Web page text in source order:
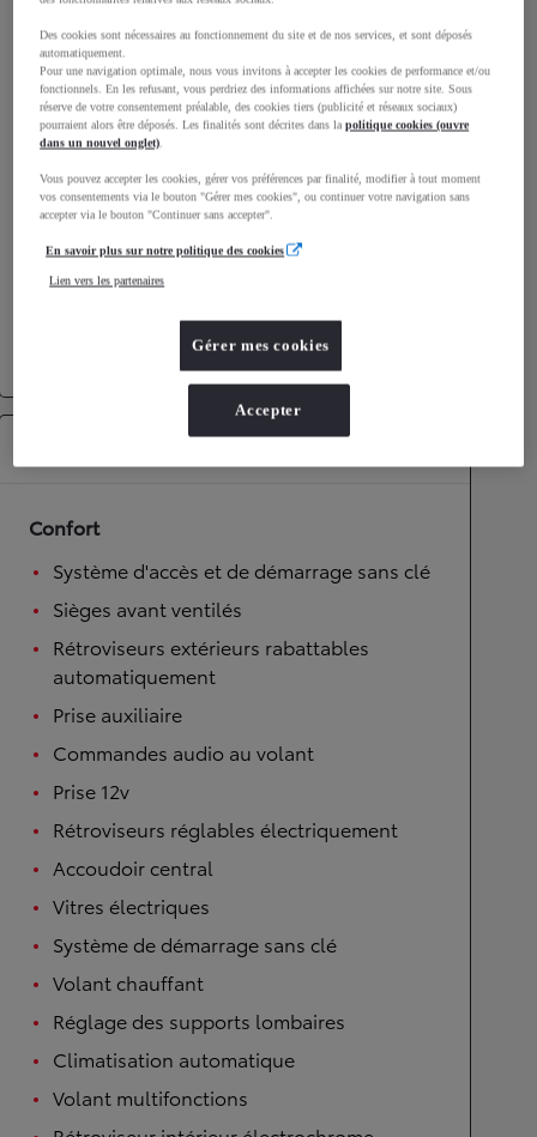
Consommation mixte
Consommation mixte
Émissions CO2
130 g/km
Performances
Vitesse maximale 180km/h
Accélération 0-100km/h
Transmission
Boîte automatique
Confort
Système d'accès et de démarrage sans clé
Sièges avant ventilés
Rétroviseurs extérieurs rabattables
automatiquement
Prise auxiliaire
Commandes audio au volant
Prise 12v
Rétroviseurs réglables électriquement
Accoudoir central
Vitres électriques
Système de démarrage sans clé
Volant chauffant
Réglage des supports lombaires
Climatisation automatique
Volant multifonctions
Des cookies sont nécessaires au fonctionnement du site et de nos services, et sont déposés
automatiquement.
Pour une navigation optimale, nous vous invitons à accepter les cookies de performance et/ou
fonctionnels. En les refusant, vous perdriez des informations affichées sur notre site. Sous
réserve de votre consentement préalable, des cookies tiers (publicité et réseaux sociaux)
pourraient alors être déposés. Les finalités sont décrites dans lapolitique cookies (ouvre
dans un nouvel onglet).
Vous pouvez accepter les cookies, gérer vos préférences par finalité, modifier à tout moment
vos consentements via le bouton "Gérer mes cookies", ou continuer votre navigation sans
accepter via le bouton "Continuer sans accepter".
En savoir plus sur notre politique des cookies
Lien vers les partenaires
Gérer mes cookies
Accepter